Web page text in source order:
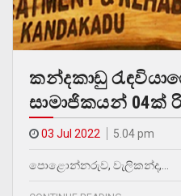
කන්දකාඩු
සාමාජිකයන් 04ක්
03 Jul 2022 5.04 pm
පොළොන්නරුව, වැලිකන්ද,…